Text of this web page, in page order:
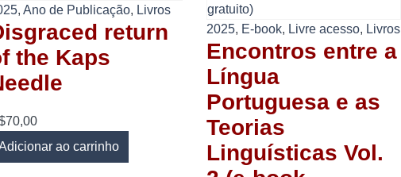
, Ano de Publicação, Livros
return
the Kaps
70,00
ao carrinho
2025, E-book, Livre acesso, Livros
Encontros entre a
Língua
Portuguesa e as
Teorias
Linguísticas Vol.